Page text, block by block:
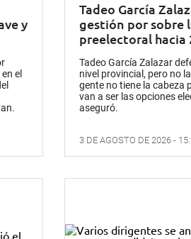
y
el
Tadeo García
gestión por sobre
preelectoral hacia
Tadeo García Zalazar
nivel provincial, pero no
gente no tiene la cabeza
van a ser las opciones
aseguró.
3 DE AGOSTO DE 2026 -